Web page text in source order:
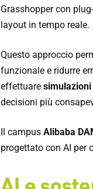
Grasshopper con
layout in tempo reale.
Questo approccio
funzionale e ridurre
effettuare
decisioni più
Il campus Alibaba
progettato con AI per